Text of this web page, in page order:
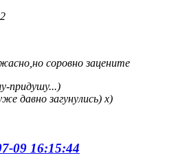
соровно зацените
придушу...)
давно загунулись) х)
09 16:15:44